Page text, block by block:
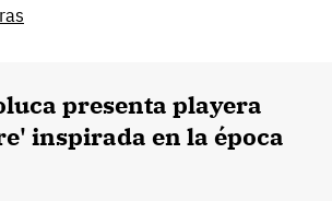
presenta playera
inspirada en la época